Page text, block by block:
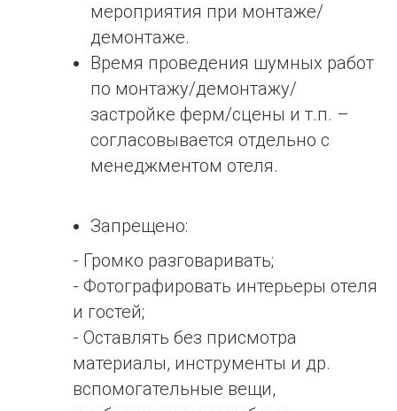
мероприятия при монтаже/
демонтаже.
Время проведения шумных работ
по монтажу/демонтажу/
застройке ферм/сцены и т.п. –
согласовывается отдельно с
менеджментом отеля.
Запрещено:
- Громко разговаривать;
- Фотографировать интерьеры отеля
и гостей;
- Оставлять без присмотра
материалы, инструменты и др.
вспомогательные вещи,